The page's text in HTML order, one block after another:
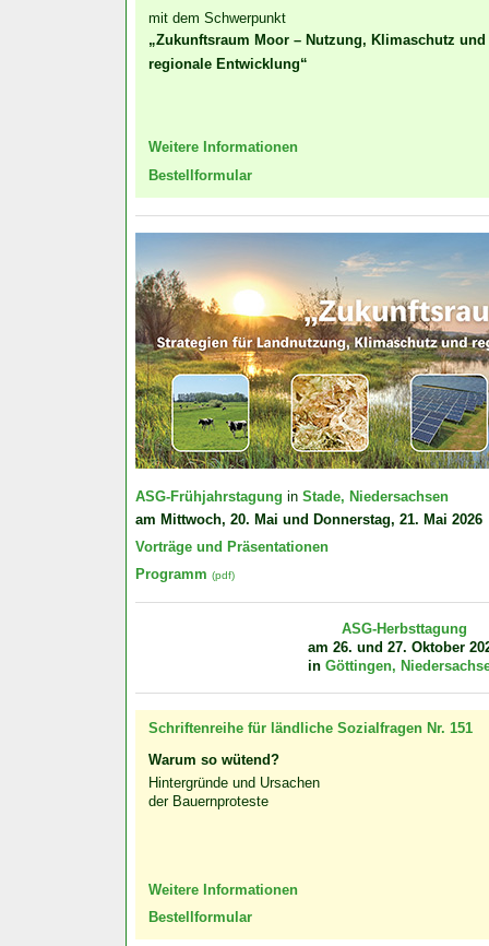
mit dem Schwerpunkt
„Zukunftsraum Moor – Nutzung, Klimaschutz und
regionale Entwicklung“
Weitere Informationen
Bestellformular
ASG-Frühjahrstagung in Stade, Niedersachsen
am Mittwoch, 20. Mai und Donnerstag, 21. Mai 2026
Vorträge und Präsentationen
Programm (pdf)
ASG-Herbsttagung
am 26. und 27. Oktober
in Göttingen,
Schriftenreihe für ländliche Sozialfragen Nr. 151
Warum so wütend?
Hintergründe und Ursachen
der Bauernproteste
Weitere Informationen
Bestellformular